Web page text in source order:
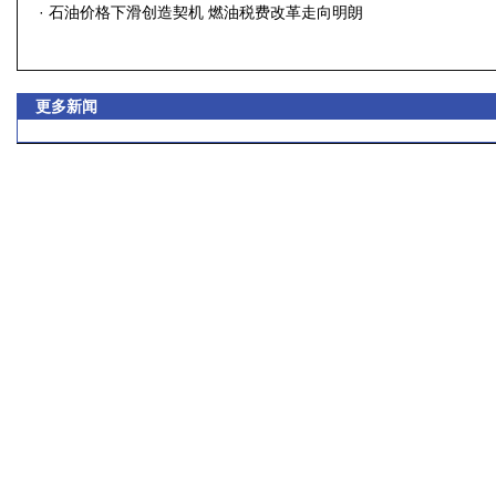
· 石油价格下滑创造契机 燃油税费改革走向明朗
更多新闻